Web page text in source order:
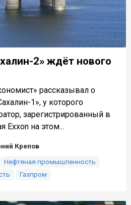
2» ждёт нового
рассказывал о
1», у которого
зарегистрированный в
Exxon на этом...
Крепов
Нефтяная промышленность
Газпром